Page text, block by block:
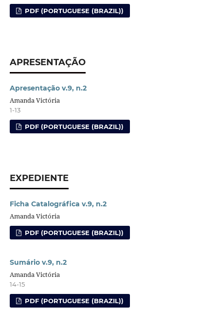
PDF (PORTUGUESE (BRAZIL))
APRESENTAÇÃO
Apresentação v.9, n.2
Amanda Victória
1-13
PDF (PORTUGUESE (BRAZIL))
EXPEDIENTE
Ficha Catalográfica v.9, n.2
Amanda Victória
PDF (PORTUGUESE (BRAZIL))
Sumário v.9, n.2
Amanda Victória
14-15
PDF (PORTUGUESE (BRAZIL))